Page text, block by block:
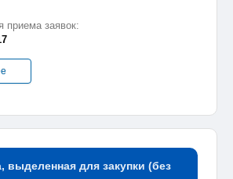
приема заявок:
для закупки (без